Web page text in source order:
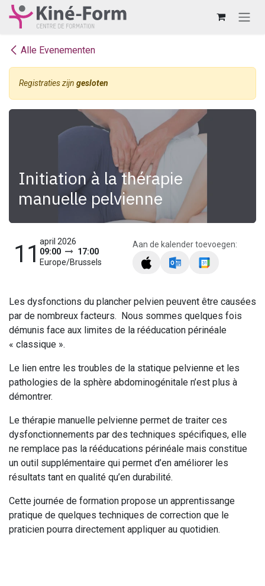
Overslaan naar inhoud
Alle Evenementen
Registraties zijn gesloten
Initiation à la thérapie
manuelle pelvienne
11 april 2026
09:00
17:00
Europe/Brussels
Aan de kalender toevoegen:
Les dysfonctions du plancher pelvien peuvent être causées
par de nombreux facteurs. Nous sommes quelques fois
démunis face aux limites de la rééducation périnéale
« classique ».
Le lien entre les troubles de la statique pelvienne et les
pathologies de la sphère abdominogénitale n’est plus à
démontrer.
Le thérapie manuelle pelvienne permet de traiter ces
dysfonctionnements par des techniques spécifiques, elle
ne remplace pas la rééducations périnéale mais constitue
un outil supplémentaire qui permet d’en améliorer les
résultats tant en qualité qu’en durabilité.
Cette journée de formation propose un apprentissange
pratique de quelques techniques de correction que le
praticien pourra directement appliquer au quotidien.